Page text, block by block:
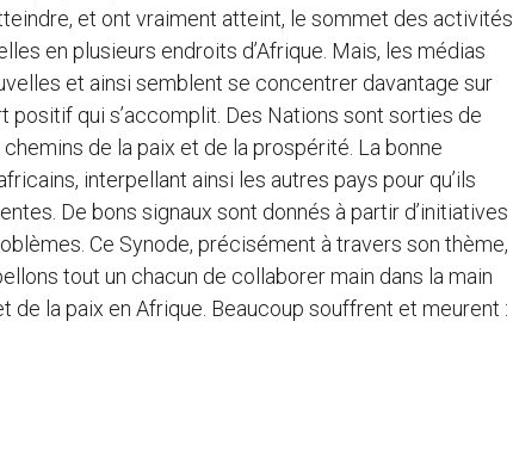
et ont vraiment atteint, le sommet des activités
en plusieurs endroits d’Afrique. Mais, les médias
et ainsi semblent se concentrer davantage sur
qui s’accomplit. Des Nations sont sorties de
de la paix et de la prospérité. La bonne
interpellant ainsi les autres pays pour qu’ils
De bons signaux sont donnés à partir d’initiatives
Ce Synode, précisément à travers son thème,
tout un chacun de collaborer main dans la main
la paix en Afrique. Beaucoup souffrent et meurent :